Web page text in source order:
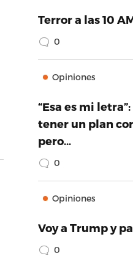
Terror a las 10
0
Opiniones
“Esa es mi
tener un plan
pero…
0
Opiniones
Voy a Trump y
0